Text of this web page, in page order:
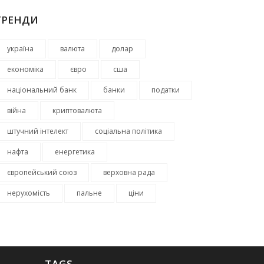
україна валюта долар
економіка євро сша
національний банк банки податки
війна криптовалюта
штучний інтелект соціальна політика
нафта енергетика
європейський союз верховна рада
нерухомість пальне ціни